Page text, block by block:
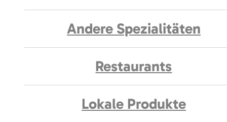
Andere Spezialitäten
Restaurants
Lokale Produkte